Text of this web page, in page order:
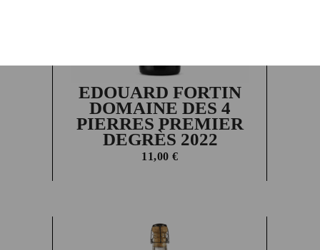
EDOUARD FORTIN
DOMAINE DES 4
PIERRES PREMIER
DEGRÈS 2022
11,00€